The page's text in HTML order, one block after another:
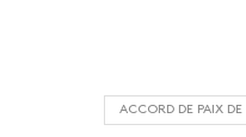
ACCORD DE PAIX DE